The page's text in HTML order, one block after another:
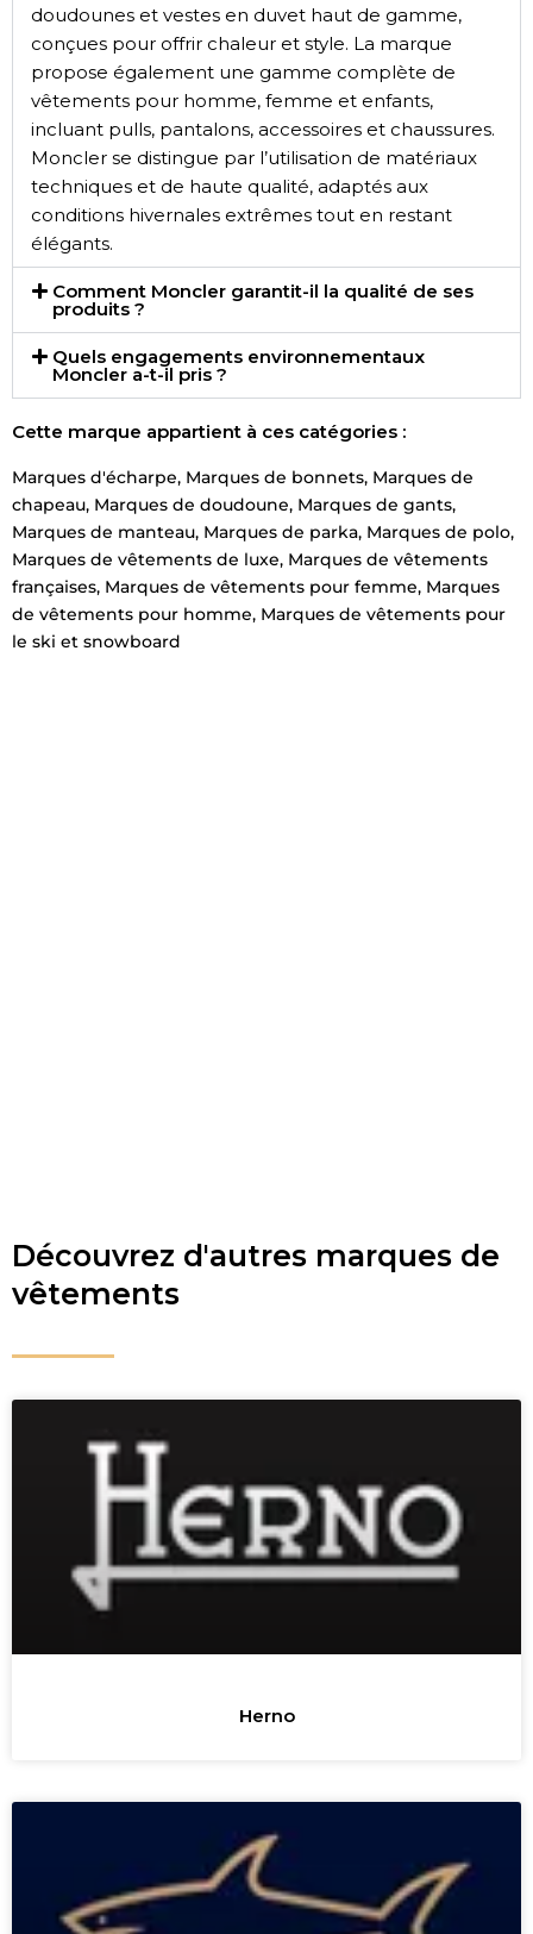
doudounes et vestes en duvet haut de gamme,
conçues pour offrir chaleur et style. La marque
propose également une gamme complète de
vêtements pour homme, femme et enfants,
incluant pulls, pantalons, accessoires et chaussures.
Moncler se distingue par l’utilisation de matériaux
techniques et de haute qualité, adaptés aux
conditions hivernales extrêmes tout en restant
élégants.
Comment Moncler garantit-il la qualité de ses
produits ?
Quels engagements environnementaux
Moncler a-t-il pris ?
Cette marque appartient à ces catégories :
Marques d'écharpe, Marques de bonnets, Marques de
chapeau, Marques de doudoune, Marques de gants,
Marques de manteau, Marques de parka, Marques de polo,
Marques de vêtements de luxe, Marques de vêtements
françaises, Marques de vêtements pour femme, Marques
de vêtements pour homme, Marques de vêtements pour
le ski et snowboard
Découvrez d'autres marques de
vêtements
Herno